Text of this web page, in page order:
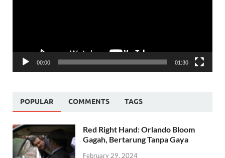
00:00 01:30
POPULAR COMMENTS TAGS
Red Right Hand: Orlando Bloom
Gagah, Bertarung Tanpa Gaya
February 29, 2024